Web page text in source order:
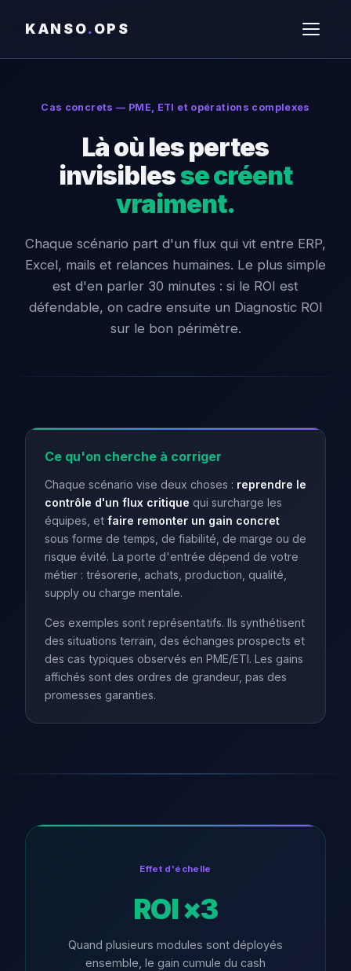
KANSO.OPS
Cas concrets — PME, ETI et opérations complexes
Là où les pertes
invisiblesse créent
vraiment.
Chaque scénario part d'un flux qui vit entre ERP,
Excel, mails et relances humaines. Le plus simple
est d'en parler 30 minutes : si le ROI est
défendable, on cadre ensuite un Diagnostic ROI
sur le bon périmètre.
Ce qu'on cherche à corriger
Chaque scénario vise deux choses : reprendre le
contrôle d'un flux critique qui surcharge les
équipes, et faire remonter un gain concret
sous forme de temps, de fiabilité, de marge ou de
risque évité. La porte d'entrée dépend de votre
métier : trésorerie, achats, production, qualité,
supply ou charge mentale.
Ces exemples sont représentatifs. Ils synthétisent
des situations terrain, des échanges prospects et
des cas typiques observés en PME/ETI. Les gains
affichés sont des ordres de grandeur, pas des
promesses garanties.
Effet d'échelle
ROI ×3
Quand plusieurs modules sont déployés
ensemble, le gain cumule du cash